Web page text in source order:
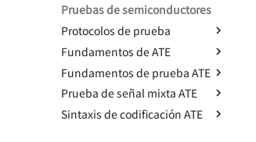
del codificador
Diseño de circuitos de
protección contra inversión
de polaridad
Normas de Diseño de PCB
Personal
Esquema de alimentación
(Buck) - LMR14050
Solución de alimentación
(Buck) - TPS54531
Esquema de alimentación
(Buck) - XL2009E1
Esquema de alimentación
Conductores
Radiofrecuencia -
Componentes y sistemas -
Resistencia
Radiofrecuencia -
Componentes y Sistemas -
Capacitores
AD Basic Operations -
Environment Setup
Operaciones Básicas de AD -
Fundamentos
AD 基本操作 - 原理图绘制
AD 基本操作 - Diseño de
Pruebas de semiconductores
Protocolos de prueba
Test Interface y TIC básico
TIC en AHB
Fundamentos de ATE
Fundamentos de pruebas de
semiconductores - Conceptos
básicos
Fundamentos de Pruebas de
Fundamentos de prueba ATE
Prueba de Continuidad
Parámetros CC
Prueba de señal mixta ATE
Fundamentos de la Prueba
Sintaxis de codificación ATE